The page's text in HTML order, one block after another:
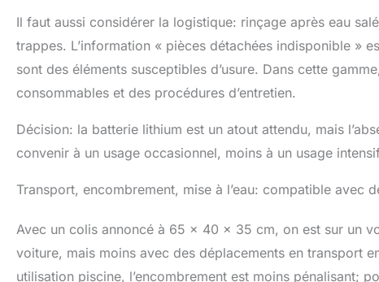
Il faut aussi considérer la logistique: rinçage après eau
trappes. L’information « pièces détachées indisponible »
sont des éléments susceptibles d’usure. Dans cette
consommables et des procédures d’entretien.
Décision: la batterie lithium est un atout attendu, mais
convenir à un usage occasionnel, moins à un usage
Transport, encombrement, mise à l’eau: compatible avec
Avec un colis annoncé à 65 x 40 x 35 cm, on est sur un
voiture, mais moins avec des déplacements en transport
utilisation piscine, l’encombrement est moins pénalisant;